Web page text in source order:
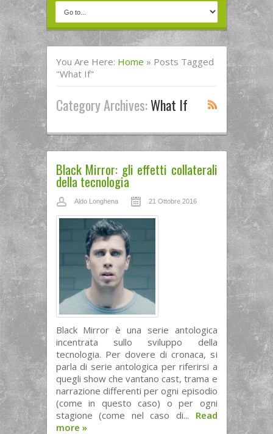
You Are Here: Home » Posts Tagged
"what If"
Category Archives:What If
Black Mirror: gli effetti collaterali
della tecnologia
Aldo Longhena 21 Ottobre 2016
Black Mirror è una serie antologica
incentrata sullo sviluppo della
tecnologia. Per dovere di cronaca, si
parla di serie antologica per riferirsi a
quegli show che vantano cast, trama e
narrazione differenti per ogni episodio
(come in questo caso) o per ogni
stagione (come nel caso di... Read
more »